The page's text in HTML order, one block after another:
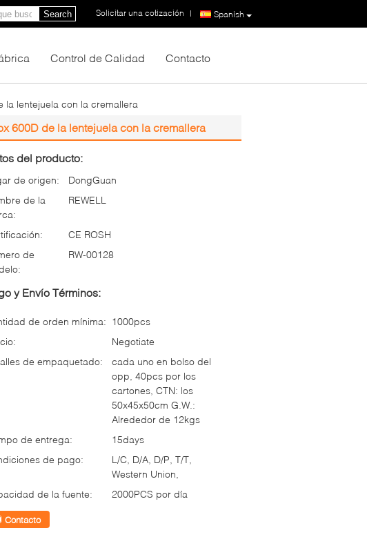
Spanish
Solicitar una cotización |
Search
Control de Calidad Contacto
la lentejuela con la cremallera
600D de la lentejuela con la cremallera
del producto:
de origen:
DongGuan
de la
REWELL
CE ROSH
de
RW-00128
y Envío Términos:
de orden mínima: 1000pcs
Negotiate
de empaquetado:
cada uno en bolso del
opp, 40pcs por los
cartones, CTN: los
50x45x50cm G.W.:
Alrededor de 12kgs
de entrega:
15days
de pago:
L/C, D/A, D/P, T/T,
Western Union,
de la fuente:
2000PCS por día
Contacto